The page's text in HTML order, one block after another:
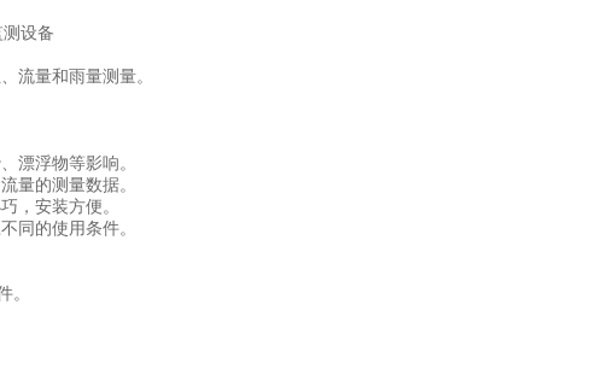
量和雨量测量。
漂浮物等影响。
量的测量数据。
，安装方便。
同的使用条件。
。